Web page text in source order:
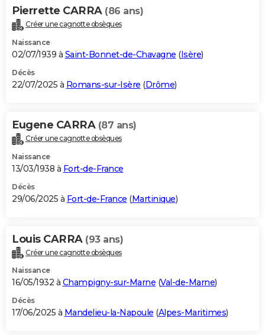
Pierrette CARRA (86 ans)
Créer une cagnotte obsèques
Naissance
02/07/1939 à Saint-Bonnet-de-Chavagne (Isère)
Décès
22/07/2025 à Romans-sur-Isère (Drôme)
Eugene CARRA (87 ans)
Créer une cagnotte obsèques
Naissance
13/03/1938 à Fort-de-France
Décès
29/06/2025 à Fort-de-France (Martinique)
Louis CARRA (93 ans)
Créer une cagnotte obsèques
Naissance
16/05/1932 à Champigny-sur-Marne (Val-de-Marne)
Décès
17/06/2025 à Mandelieu-la-Napoule (Alpes-Maritimes)